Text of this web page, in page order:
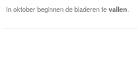
In oktober beginnen de bladeren tevallen